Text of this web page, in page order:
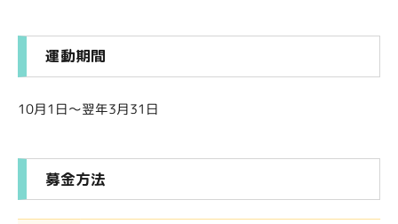
運動期間
10月1日～翌年3月31日
募金方法